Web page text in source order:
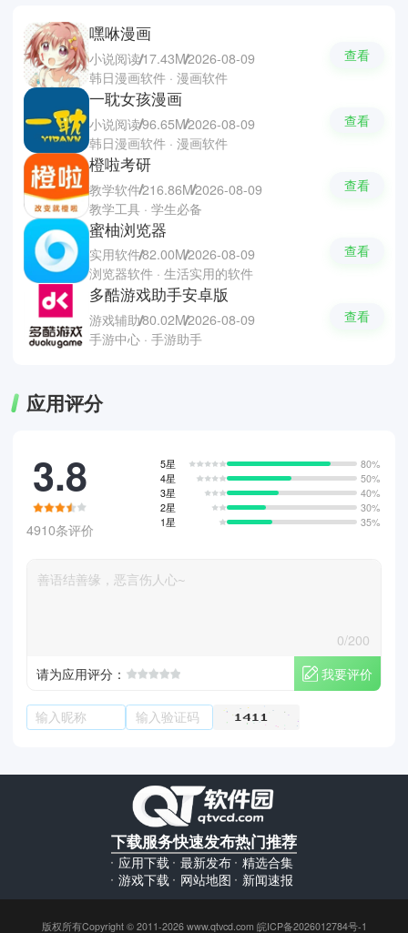
嘿咻漫画
小说阅读17.43M2026-08-09
韩日漫画软件 · 漫画软件
查看
一耽女孩漫画
小说阅读96.65M2026-08-09
韩日漫画软件 · 漫画软件
查看
橙啦考研
教学软件216.86M2026-08-09
教学工具 · 学生必备
查看
蜜柚浏览器
实用软件82.00M2026-08-09
浏览器软件 · 生活实用的软件
查看
多酷游戏助手安卓版
游戏辅助80.02M2026-08-09
手游中心 · 手游助手
查看
应用评分
3.8
4910条评价
5星
80%
4星
50%
3星
40%
2星
30%
1星
35%
0/200
请为应用评分：
我要评价
下载服务
应用下载
游戏下载
快速发布
最新发布
网站地图
热门推荐
精选合集
新闻速报
版权所有Copyright © 2011-2026 www.qtvcd.com 皖ICP备2026012784号-1